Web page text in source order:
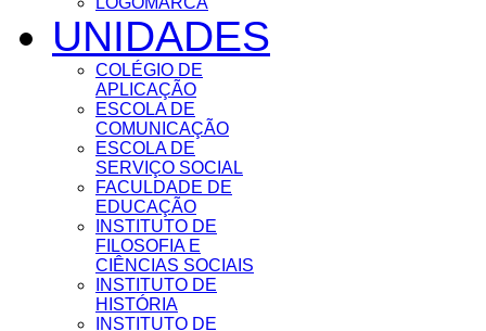
UNIDADES
COLÉGIO DE
APLICAÇÃO
ESCOLA DE
COMUNICAÇÃO
ESCOLA DE
SERVIÇO SOCIAL
FACULDADE DE
EDUCAÇÃO
INSTITUTO DE
FILOSOFIA E
CIÊNCIAS SOCIAIS
INSTITUTO DE
HISTÓRIA
INSTITUTO DE